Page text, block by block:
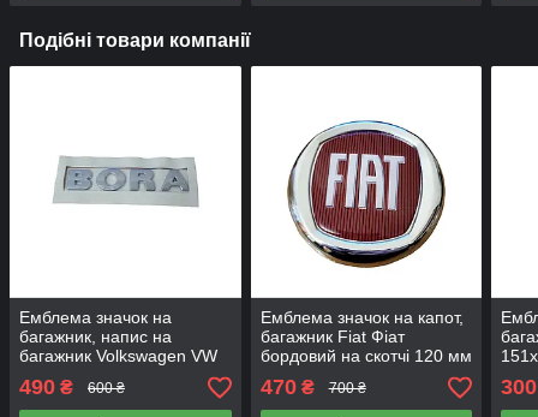
Подібні товари компанії
Емблема значок на
багажник, напис на
багажник Volkswagen VW
BORA 136х25мм 1J5 853
687
490 ₴ 600 ₴
Емблема значок на капот,
багажник Fiat Фіат
бордовий на скотчі 120 мм
470₴ 700 ₴ 300